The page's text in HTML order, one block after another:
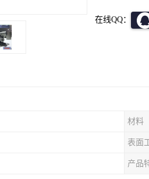
在线QQ：
材料
表面
产品